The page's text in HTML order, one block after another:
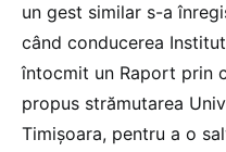
un gest similar s-a
când conducerea
întocmit un Raport prin
propus strămutarea
Timişoara, pentru a o